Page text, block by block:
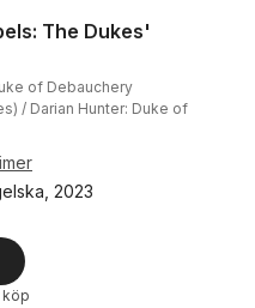
The Dukes'
of Debauchery
/ Darian Hunter: Duke of
2023